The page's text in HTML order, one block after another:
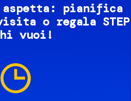
pianifica
o regala STEP
vuoi!